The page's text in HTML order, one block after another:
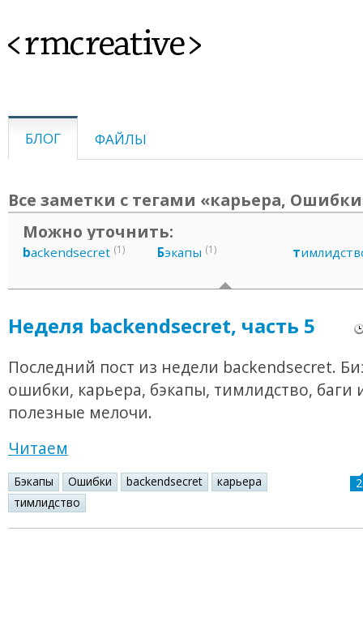
<rmcreative>
БЛОГ ФАЙЛЫ
Все заметки с тегами «карьера,
Можно уточнить:
backendsecret (1) Бэкапы (1) т
Неделя backendsecret, часть 5
Последний пост из недели backendsecret.
ошибки, карьера, бэкапы, тимлидство, баги
полезные мелочи.
Читаем
Бэкапы Ошибки backendsecret
карьера
тимлидство